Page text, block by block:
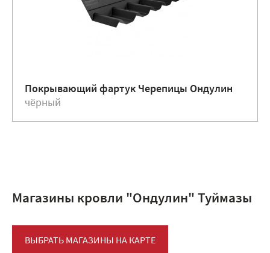
Покрывающий фартук Черепицы Ондулин
чёрный
Магазины кровли "Ондулин" Туймазы
ВЫБРАТЬ МАГАЗИНЫ НА КАРТЕ